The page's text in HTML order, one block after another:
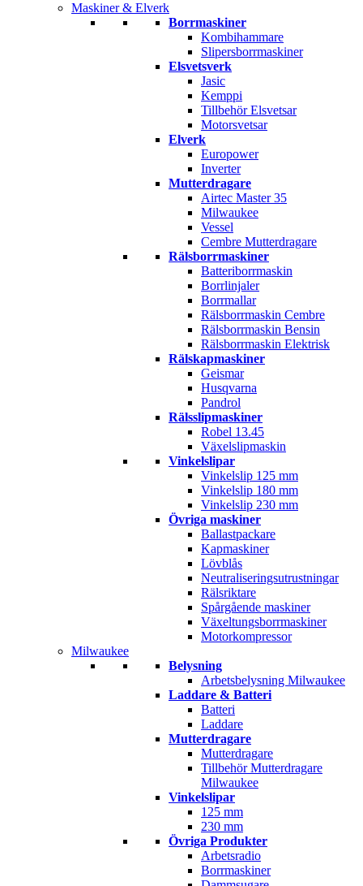
Maskiner & Elverk
Borrmaskiner
Kombihammare
Slipersborrmaskiner
Elsvetsverk
Jasic
Kemppi
Tillbehör Elsvetsar
Motorsvetsar
Elverk
Europower
Inverter
Mutterdragare
Airtec Master 35
Milwaukee
Vessel
Cembre Mutterdragare
Rälsborrmaskiner
Batteriborrmaskin
Borrlinjaler
Borrmallar
Rälsborrmaskin Cembre
Rälsborrmaskin Bensin
Rälsborrmaskin Elektrisk
Rälskapmaskiner
Geismar
Husqvarna
Pandrol
Rälsslipmaskiner
Robel 13.45
Växelslipmaskin
Vinkelslipar
Vinkelslip 125 mm
Vinkelslip 180 mm
Vinkelslip 230 mm
Övriga maskiner
Ballastpackare
Kapmaskiner
Lövblås
Neutraliseringsutrustningar
Rälsriktare
Spårgående maskiner
Växeltungsborrmaskiner
Motorkompressor
Milwaukee
Belysning
Arbetsbelysning Milwaukee
Laddare & Batteri
Batteri
Laddare
Mutterdragare
Mutterdragare
Tillbehör Mutterdragare
Milwaukee
Vinkelslipar
125 mm
230 mm
Övriga Produkter
Arbetsradio
Borrmaskiner